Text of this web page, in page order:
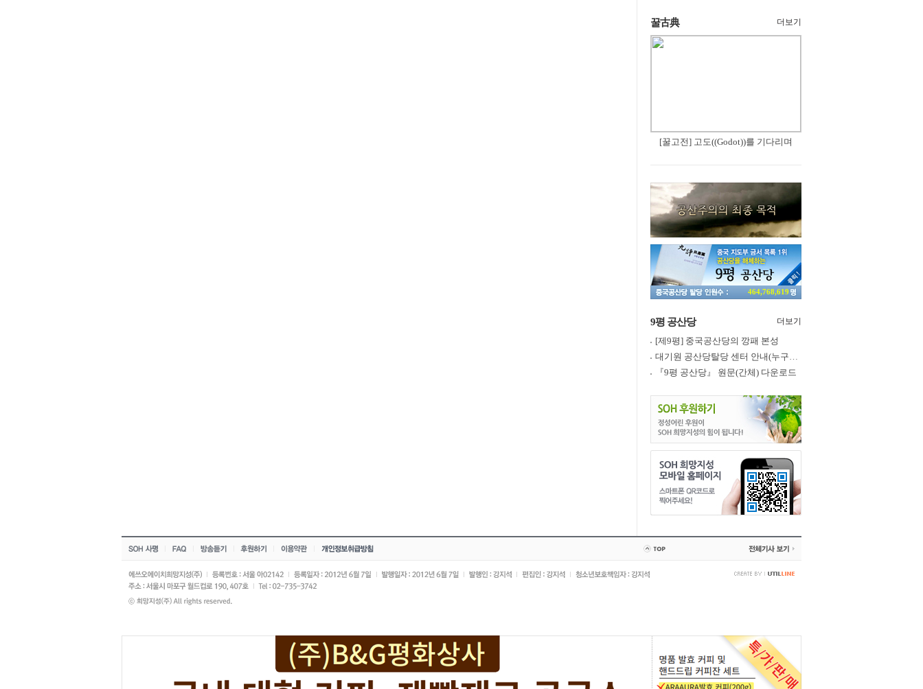
꿀古典 더보기
[꿀고전] 고도((Godot))를 기다리며
464,768,619
9평 공산당 더보기
[제9평] 중국공산당의 깡패 본성
대기원 공산당탈당 센터 안내(누구나 쉽게 退黨, 退團, 退隊 가능)
『9평 공산당』 원문(간체) 다운로드